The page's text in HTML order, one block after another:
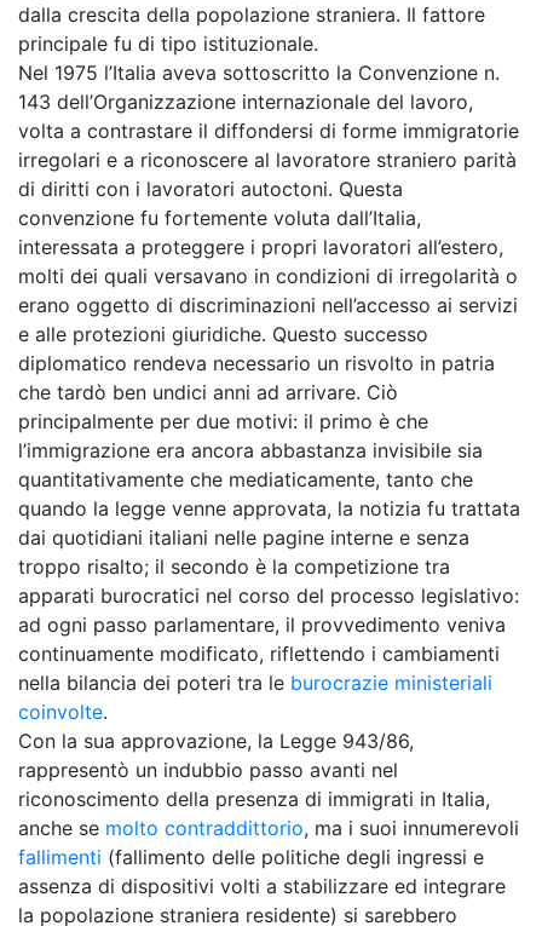
dalla crescita della popolazione straniera. Il fattore
principale fu di tipo istituzionale.
Nel 1975 l’Italia aveva sottoscritto la Convenzione n.
143 dell’Organizzazione internazionale del lavoro,
volta a contrastare il diffondersi di forme immigratorie
irregolari e a riconoscere al lavoratore straniero parità
di diritti con i lavoratori autoctoni. Questa
convenzione fu fortemente voluta dall’Italia,
interessata a proteggere i propri lavoratori all’estero,
molti dei quali versavano in condizioni di irregolarità o
erano oggetto di discriminazioni nell’accesso ai servizi
e alle protezioni giuridiche. Questo successo
diplomatico rendeva necessario un risvolto in patria
che tardò ben undici anni ad arrivare. Ciò
principalmente per due motivi: il primo è che
l’immigrazione era ancora abbastanza invisibile sia
quantitativamente che mediaticamente, tanto che
quando la legge venne approvata, la notizia fu trattata
dai quotidiani italiani nelle pagine interne e senza
troppo risalto; il secondo è la competizione tra
apparati burocratici nel corso del processo legislativo:
ad ogni passo parlamentare, il provvedimento veniva
continuamente modificato, riflettendo i cambiamenti
nella bilancia dei poteri tra le burocrazie ministeriali
coinvolte.
Con la sua approvazione, la Legge 943/86,
rappresentò un indubbio passo avanti nel
riconoscimento della presenza di immigrati in Italia,
anche se molto contraddittorio, ma i suoi innumerevoli
fallimenti (fallimento delle politiche degli ingressi e
assenza di dispositivi volti a stabilizzare ed integrare
la popolazione straniera residente) si sarebbero